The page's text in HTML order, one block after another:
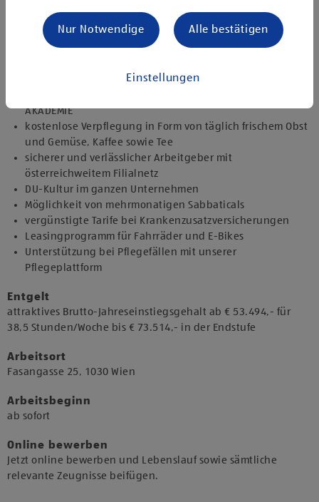
umfangreiche Einarbeitung sowie
Führungskräfteprogramm und individuelles Onboarding
top ausgestattet mit Headset und immer verbunden mit
zahlreiche Weiterbildungsmöglichkeiten für die
AKADEMIE
kostenlose Verpflegung in Form von täglich frischem Obst
und Gemüse, Kaffee sowie Tee
sicherer und verlässlicher Arbeitgeber mit
österreichweitem Filialnetz
DU-Kultur im ganzen Unternehmen
Möglichkeit von mehrmonatigen Sabbaticals
vergünstigte Tarife bei Krankenzusatzversicherungen
Leasingprogramm für Fahrräder und E-Bikes
Unterstützung bei Pflegefällen mit unserer
Pflegeplattform
Entgelt
attraktives Brutto-Jahreseinstiegsgehalt ab € 53.494,- für
38,5 Stunden/Woche bis € 73.514,- in der Endstufe
Arbeitsort
​Fasangasse 25, 1030 Wien​
Arbeitsbeginn
​ab sofort​
Online bewerben
Jetzt online bewerben und Lebenslauf sowie sämtliche
relevante Zeugnisse beifügen.
Einstellungen
Nur Notwendige Alle bestätigen